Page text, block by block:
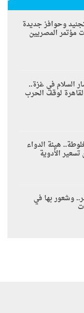
وحوافز جديدة
مؤتمر المصريين
السلام في غزة..
لوقف الحرب
هيئة الدواء
الأدوية
وشعور بها في